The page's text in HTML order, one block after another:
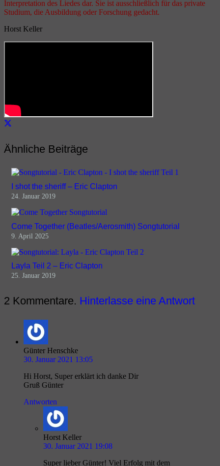
Interpretation des Liedes dar. Sie ist ausschließlich für das private
Studium, die Ausbildung oder Forschung gedacht.
Horst Keller
Ähnliche Beiträge
I shot the sheriff – Eric Clapton
24. Januar 2019
Come Together (Beatles/Aerosmith) Songtutorial
9. April 2025
Layla Teil 2 – Eric Clapton
25. Januar 2019
2 Kommentare. Hinterlasse eine Antwort
Günter Henschke
30. Januar 2021 13:05
Hi Horst, Super erklärt ich danke Dir
Gruß Günter
Antworten
Horst Keller
30. Januar 2021 19:08
Super lieber Günter! Viel Erfolg mit dem